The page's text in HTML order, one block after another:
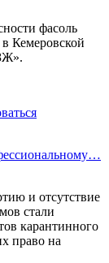
фасоль
Кемеровской
и отсутствие
стали
карантинного
право на